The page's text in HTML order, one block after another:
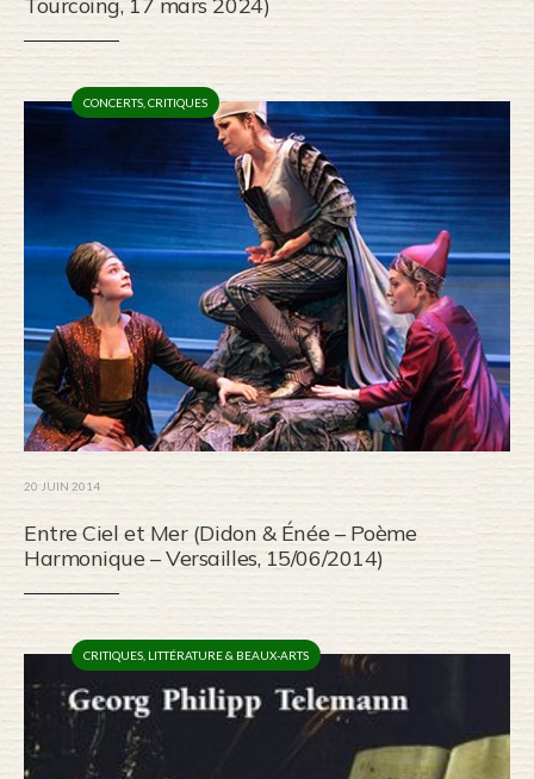
CONCERTS CRITIQUES
20 JUIN 2014
Entre Ciel et Mer (Didon & Énée – Poème
Harmonique – Versailles, 15/06/2014)
CRITIQUES LITTÉRATURE & BEAUX-ARTS